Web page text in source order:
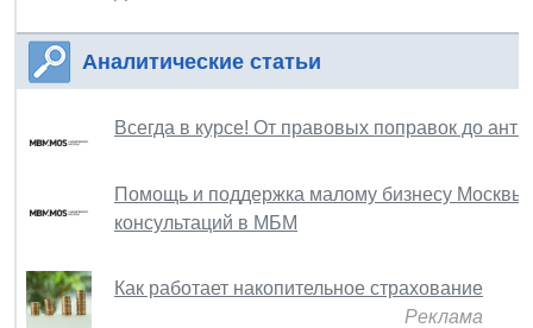
Аналитические статьи
Всегда в курсе! От правовых поправок до
Помощь и поддержка малому бизнесу Москвы:
консультаций в МБМ
Как работает накопительное страхование
Реклама